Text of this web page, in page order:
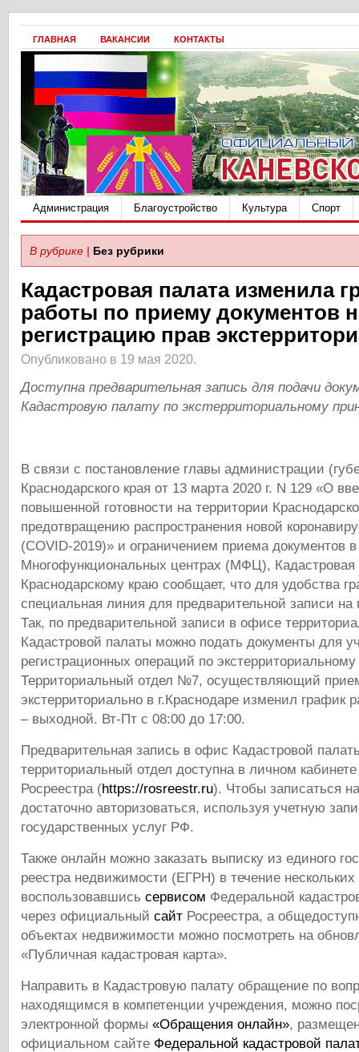
ГЛАВНАЯ ВАКАНСИИ КОНТАКТЫ
Администрация Благоустройство Культура Спорт
В рубрике | Без рубрики
Кадастровая палата изменила
работы по приему документов
регистрацию прав
Опубликовано в 19 мая 2020.
Доступна предварительная запись для подачи
Кадастровую палату по экстерриториальному
В связи с постановление главы администрации
Краснодарского края от 13 марта 2020 г. N 129 «О
повышенной готовности на территории
предотвращению распространения новой
(COVID-2019)» и ограничением приема документов в
Многофункциональных центрах (МФЦ), Кадастровая
Краснодарскому краю сообщает, что для удобства
специальная линия для предварительной записи на
Так, по предварительной записи в офисе
Кадастровой палаты можно подать документы для
регистрационных операций по
Территориальный отдел №7, осуществляющий
экстерриториально в г.Краснодаре изменил график
– выходной. Вт-Пт с 08:00 до 17:00.
Предварительная запись в офис Кадастровой
территориальный отдел доступна в личном
Росреестра (https://rosreestr.ru). Чтобы записаться
достаточно авторизоваться, используя учетную
государственных услуг РФ.
Также онлайн можно заказать выписку из единого
реестра недвижимости (ЕГРН) в течение
воспользовавшись сервисом Федеральной
через официальный сайт Росреестра, а
объектах недвижимости можно посмотреть на
«Публичная кадастровая карта».
Направить в Кадастровую палату обращение по
находящимся в компетенции учреждения, можно
электронной формы «Обращения онлайн»,
официальном сайте Федеральной кадастровой